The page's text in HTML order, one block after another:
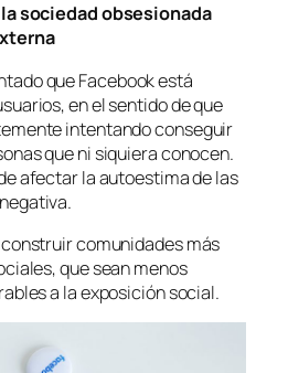
sociedad obsesionada
que Facebook está
en el sentido de que
intentando conseguir
que ni siquiera conocen.
afectar la autoestima de las
comunidades más
que sean menos
a la exposición social.